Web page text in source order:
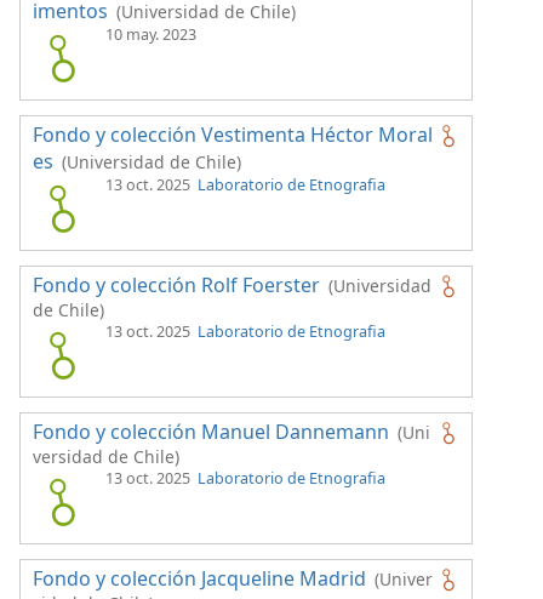
imentos (Universidad de Chile)
10 may. 2023
Fondo y colección Vestimenta Héctor Moral
es (Universidad de Chile)
13 oct. 2025 Laboratorio de Etnografia
Fondo y colección Rolf Foerster (Universidad
de Chile)
13 oct. 2025 Laboratorio de Etnografia
Fondo y colección Manuel Dannemann (Uni
versidad de Chile)
13 oct. 2025 Laboratorio de Etnografia
Fondo y colección Jacqueline Madrid (Univer